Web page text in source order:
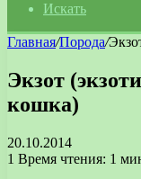
Искать
Главная/Порода/
Экзот
кошка)
20.10.2014
1 Время чтения: 1